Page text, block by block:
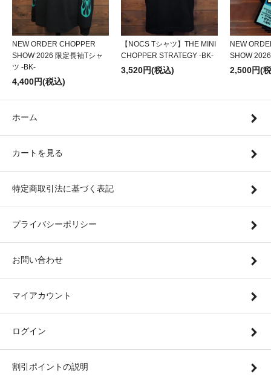
NEW ORDER CHOPPER
SHOW 2026 限定長袖Tシャ
ツ -BK-
4,400円(税込)
【NOCS Tシャツ】THE MINI
CHOPPER STRATEGY -BK-
3,520円(税込)
NEW
SHOW
2,500円(
ホーム
カートを見る
特定商取引法に基づく表記
プライバシーポリシー
お問い合わせ
マイアカウント
ログイン
割引ポイントの説明